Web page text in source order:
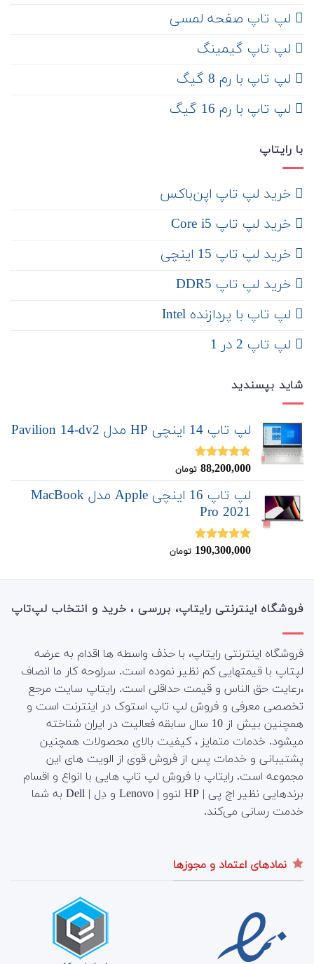
لپ تاپ صفحه لمسی
لپ تاپ گیمینگ
لپ تاپ با رم 8 گیگ
لپ تاپ با رم 16 گیگ
با رایتاپ
‌ خرید لپ تاپ اپن‌باکس
خرید لپ تاپ Core i5
‌‌ خرید لپ تاپ 15 اینچی
خرید لپ تاپ DDR5
لپ تاپ با پردازنده Intel
لپ تاپ 2 در 1
شاید بپسندید
لپ تاپ 14 اینچی HP مدل Pavilion 14-dv2
نمره5.00
88,200,000 تومان
لپ تاپ 16 اینچی Apple مدل MacBook
Pro 2021
نمره5.00
190,300,000 تومان
فروشگاه اینترنتی رایتاپ، بررسی ، خرید و انتخاب لپ‌تاپ
فروشگاه اینترنتی رایتاپ، با حذف واسطه ها اقدام به عرضه
لپتاپ با قیمتهایی کم نظیر نموده است. سرلوحه کار ما انصاف
،رعایت حق الناس و قیمت حداقلی است. رایتاپ سایت مرجع
تخصصی معرفی و فروش لپ تاپ استوک در اینترنت است و
همچنین بیش از 10 سال سابقه فعالیت در ایران شناخته
میشود. خدمات متمایز ، کیفیت بالای محصولات همچنین
پشتیبانی و خدمات پس از فروش قوی از الویت های این
مجموعه است. رایتاپ با فروش لپ تاپ هایی با انواع و اقسام
برندهایی نظیر اچ پی | HP لنوو | Lenovo و دِل | Dell به شما
خدمت رسانی می‌کند.
نمادهای اعتماد و مجوزها